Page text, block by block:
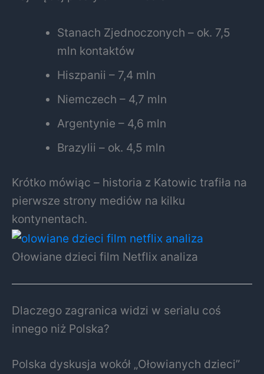
Stanach Zjednoczonych – ok. 7,5
mln kontaktów
Hiszpanii – 7,4 mln
Niemczech – 4,7 mln
Argentynie – 4,6 mln
Brazylii – ok. 4,5 mln
Krótko mówiąc – historia z Katowic trafiła na
pierwsze strony mediów na kilku
kontynentach.
Ołowiane dzieci film Netflix analiza
Dlaczego zagranica widzi w serialu coś
innego niż Polska?
Polska dyskusja wokół „Ołowianych dzieci”